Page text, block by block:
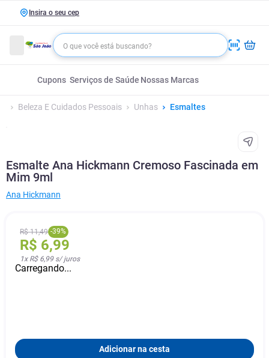
Insira o seu cep
Cupons Serviços de Saúde Nossas Marcas
Beleza E Cuidados Pessoais Unhas Esmaltes
Esmalte Ana Hickmann Cremoso Fascinada em
Mim 9ml
Ana Hickmann
R$ 11,49 -39%
R$ 6,99
1x R$ 6,99s/ juros
Carregando...
Adicionar na cesta